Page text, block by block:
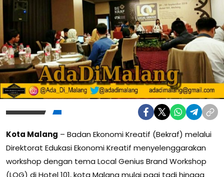
Kota Malang – Badan Ekonomi Kreatif (Bekraf) melalui
Direktorat Edukasi Ekonomi Kreatif menyelenggarakan
workshop dengan tema Local Genius Brand Workshop
(LOG) di Hotel 101, kota Malang mulai pagi tadi hingga